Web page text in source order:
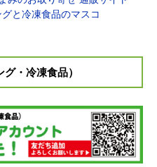
・冷凍食品）